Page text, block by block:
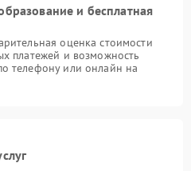
и бесплатная
оценка стоимости
платежей и возможность
телефону или онлайн на